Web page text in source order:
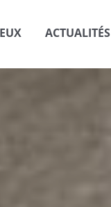
ACTUALITÉS